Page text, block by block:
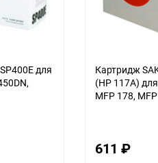
для
Картридж
(HP 117A)
MFP 178, MFP 179, черный,
611 ₽